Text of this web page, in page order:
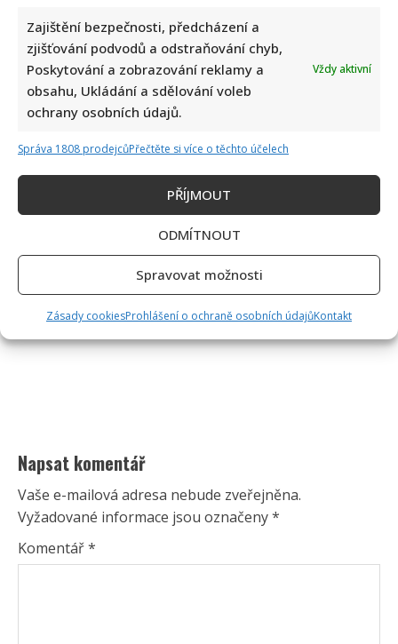
Zajištění bezpečnosti, předcházení a
zjišťování podvodů a odstraňování chyb,
Poskytování a zobrazování reklamy a
obsahu, Ukládání a sdělování voleb
ochrany osobních údajů.
Vždy aktivní
Správa 1808 prodejcůPřečtěte si více o těchto účelech
PŘÍJMOUT
ODMÍTNOUT
Spravovat možnosti
Zásady cookiesProhlášení o ochraně osobních údajůKontakt
Napsat komentář
Vaše e-mailová adresa nebude zveřejněna.
Vyžadované informace jsou označeny*
Komentář*